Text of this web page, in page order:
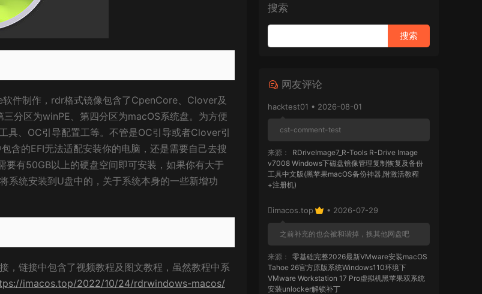
件制作，rdr格式镜像包含了CpenCore、Clover及
分区为winPE、第四分区为macOS系统盘。为方便
具、OC引导配置工等。不管是OC引导或者Clover引
含的EFI无法适配安装你的电脑，还是需要自己去搜
有50GB以上的硬盘空间即可安装，如果你有大于
系统安装到U盘中的，关于系统本身的一些新增功
，链接中包含了视频教程及图文教程，虽然教程中系
imacos.top/2022/10/24/rdrwindows-macos/
搜索
网友评论
hacktest01 • 2026-08-01
cst-comment-test
来源：
RDriveImage7_R-Tools R-Drive Image
v7008 Windows下磁盘镜像管理复制恢复及备份
工具中文版(黑苹果macOS备份神器,附激活教程
+注册机)
imacos.top • 2026-07-29
之前补充的也会被和谐掉，换其他网盘吧
来源：
零基础完整2026最新VMware安装macOS
Tahoe 26官方原版系统Windows110环境下
VMware Workstation 17 Pro虚拟机黑苹果双系统
安装unlocker解锁补丁